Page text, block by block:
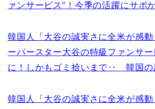
ァンサービス”！今季の活躍にサポ
韓国人「大谷の誠実さに全米が感
ーパースター大谷の特級ファンサ
に！しかもゴミ拾いまで‥ 韓国の
韓国人「大谷の誠実さに全米が感